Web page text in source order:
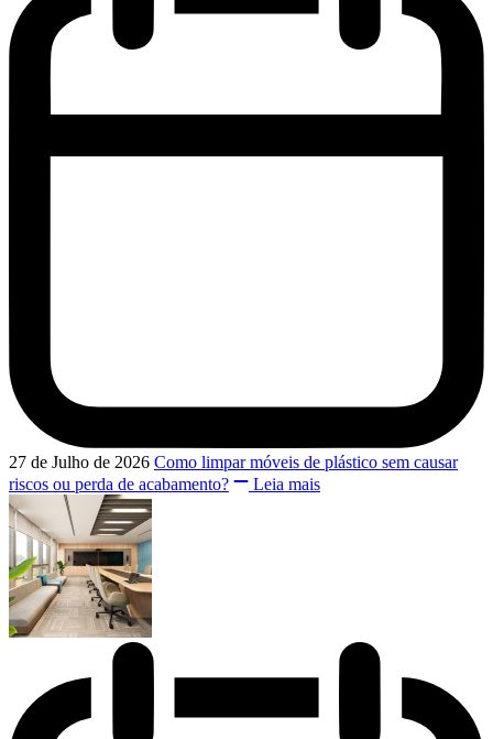
27 de Julho de 2026 Como limpar móveis de plástico sem causar
riscos ou perda de acabamento?
Leia mais